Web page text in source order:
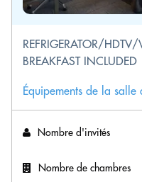
REFRIGERATOR/
BREAKFAST INCLUDED
Équipements de la salle
Nombre d'invités
Nombre de chambres